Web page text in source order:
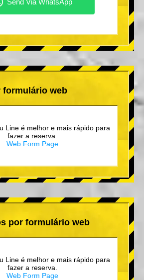
formulário web
Line é melhor e mais rápido para
fazer a reserva.
Web Form Page
por formulário web
Line é melhor e mais rápido para
fazer a reserva.
Web Form Page